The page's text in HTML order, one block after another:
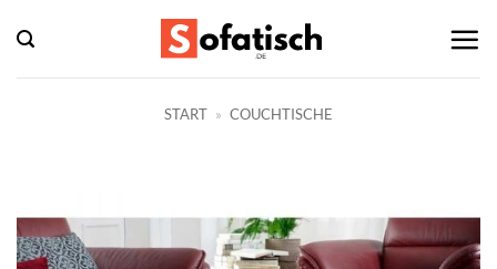
Inhalt
springen
START » COUCHTISCHE